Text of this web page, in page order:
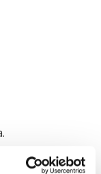
a firma di